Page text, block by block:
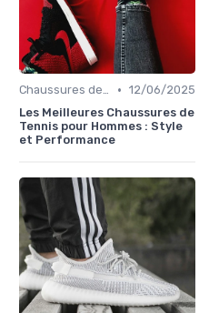
Chaussures de Tennis • 12/06/2025
Les Meilleures Chaussures de
Tennis pour Hommes : Style
et Performance